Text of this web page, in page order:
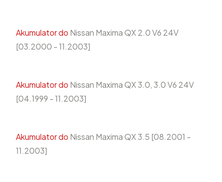
Akumulator do Nissan Maxima QX 2.0 V6 24V
[03.2000 - 11.2003]
Akumulator do Nissan Maxima QX 3.0, 3.0 V6 24V
[04.1999 - 11.2003]
Akumulator do Nissan Maxima QX 3.5 [08.2001 -
11.2003]